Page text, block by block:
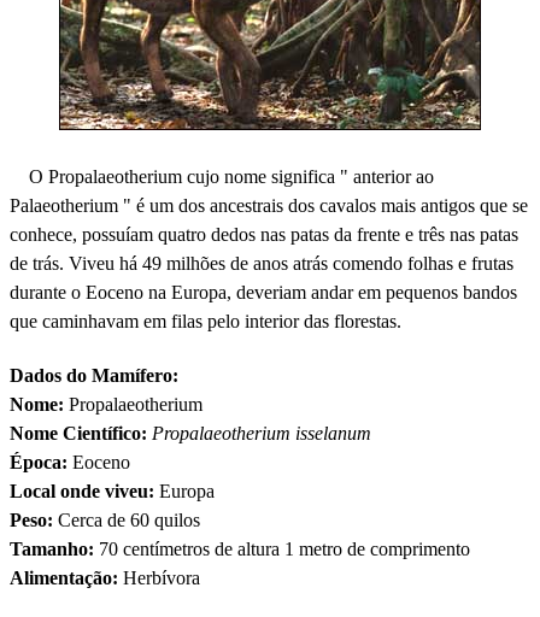
O Propalaeotherium cujo nome significa " anterior ao
Palaeotherium " é um dos ancestrais dos cavalos mais antigos que se
conhece, possuíam quatro dedos nas patas da frente e três nas patas
de trás. Viveu há 49 milhões de anos atrás comendo folhas e frutas
durante o Eoceno na Europa, deveriam andar em pequenos bandos
que caminhavam em filas pelo interior das florestas.
Dados do Mamífero:
Nome: Propalaeotherium
Nome Científico: Propalaeotherium isselanum
Época: Eoceno
Local onde viveu: Europa
Peso: Cerca de 60 quilos
Tamanho: 70 centímetros de altura 1 metro de comprimento
Alimentação: Herbívora